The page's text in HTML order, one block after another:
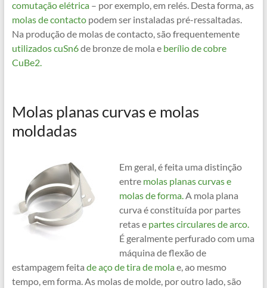
comutação elétrica– por exemplo, em relés. Desta forma, as
molas de contactopodem ser instaladas pré-ressaltadas.
Na produção de molas de contacto, são frequentemente
utilizados cuSn6de bronze de mola e berílio de cobre
CuBe2.
Molas planas curvas e molas
moldadas
Em geral, é feita uma distinção
entre molas planas curvas e
molas de forma.A mola plana
curva é constituída por partes
retas e partes circulares de arco.
É geralmente perfurado com uma
máquina de flexão de
estampagem feita de aço de tira de molae, ao mesmo
tempo, em forma. As molas de molde, por outro lado, são